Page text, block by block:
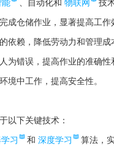
成仓储作业，显著提高工作
依赖，降低劳动力和管理成
为错误，提高作业的准确性
境中工作，提高安全性。
以下关键技术：
习 和 深度学习
算法，